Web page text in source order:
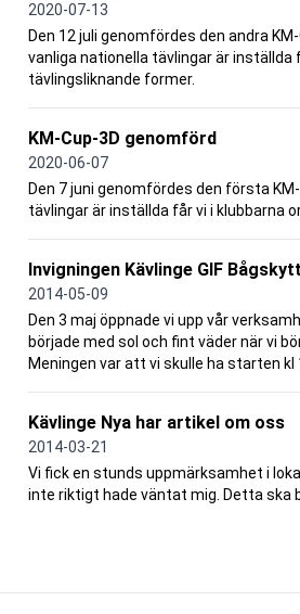
2020-07-13
Den 12 juli genomfördes den andra
vanliga nationella tävlingar är inställda
tävlingsliknande former.
KM-Cup-3D genomförd
2020-06-07
Den 7 juni genomfördes den första
tävlingar är inställda får vi i klubbarna
Invigningen Kävlinge GIF
2014-05-09
Den 3 maj öppnade vi upp vår
började med sol och fint väder när vi
Meningen var att vi skulle ha starten
Kävlinge Nya har artikel om oss
2014-03-21
Vi fick en stunds uppmärksamhet i
inte riktigt hade väntat mig. Detta ska